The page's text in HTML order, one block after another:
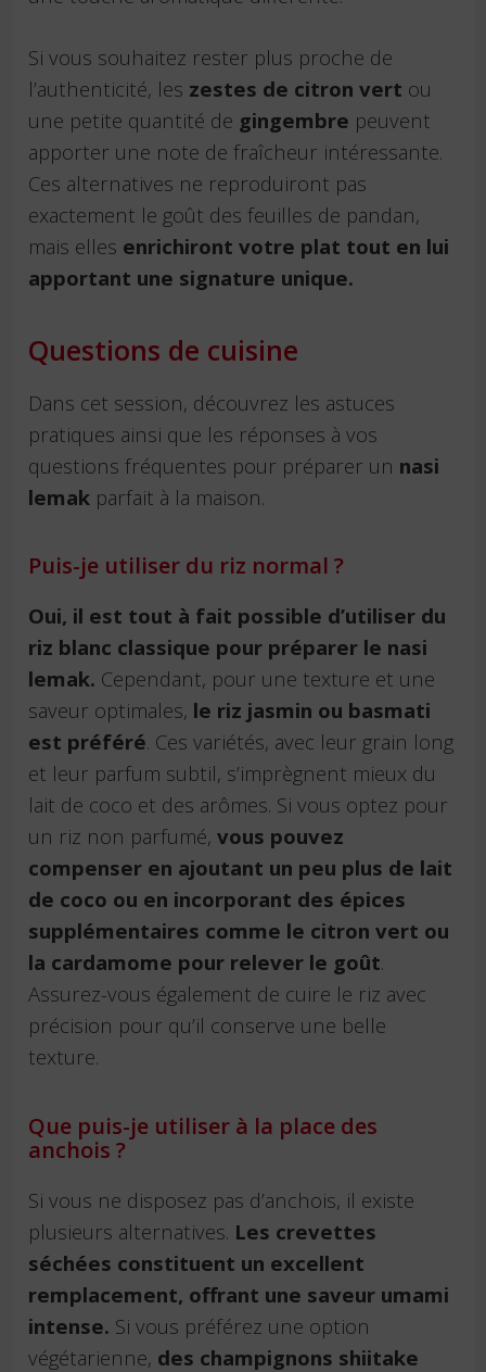
Si vous souhaitez rester plus proche de
l’authenticité, les zestes de citron vert ou
une petite quantité de gingembre peuvent
apporter une note de fraîcheur intéressante.
Ces alternatives ne reproduiront pas
exactement le goût des feuilles de pandan,
mais elles enrichiront votre plat tout en lui
apportant une signature unique.
Questions de cuisine
Dans cet session, découvrez les astuces
pratiques ainsi que les réponses à vos
questions fréquentes pour préparer un nasi
lemak parfait à la maison.
Puis-je utiliser du riz normal ?
Oui, il est tout à fait possible d’utiliser du
riz blanc classique pour préparer le nasi
lemak. Cependant, pour une texture et une
saveur optimales, le riz jasmin ou basmati
est préféré. Ces variétés, avec leur grain long
et leur parfum subtil, s’imprègnent mieux du
lait de coco et des arômes. Si vous optez pour
un riz non parfumé, vous pouvez
compenser en ajoutant un peu plus de lait
de coco ou en incorporant des épices
supplémentaires comme le citron vert ou
la cardamome pour relever le goût.
Assurez-vous également de cuire le riz avec
précision pour qu’il conserve une belle
texture.
Que puis-je utiliser à la place des
anchois ?
Si vous ne disposez pas d’anchois, il existe
plusieurs alternatives. Les crevettes
séchées constituent un excellent
remplacement, offrant une saveur umami
intense. Si vous préférez une option
végétarienne, des champignons shiitake